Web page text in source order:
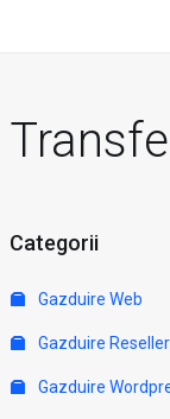
Categorii
Gazduire Web
Gazduire Reseller
Gazduire